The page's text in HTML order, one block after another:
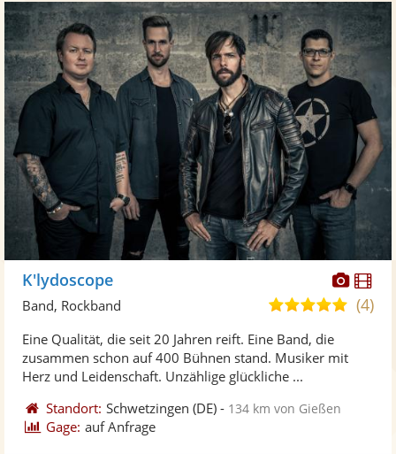
K'lydoscope
5,0(4)
Band, Rockband
Eine Qualität, die seit 20 Jahren reift. Eine Band, die
zusammen schon auf 400 Bühnen stand. Musiker mit
Herz und Leidenschaft. Unzählige glückliche ...
Standort: Schwetzingen (DE) - 134 km von Gießen
Gage: auf Anfrage